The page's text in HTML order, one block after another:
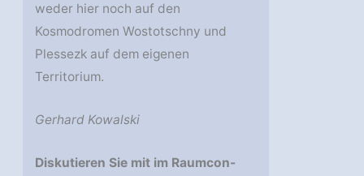
weder hier noch auf den
Kosmodromen Wostotschny und
Plessezk auf dem eigenen
Territorium.
Gerhard Kowalski
Diskutieren Sie mit im Raumcon-